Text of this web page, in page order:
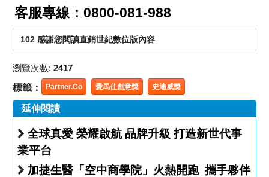
客服專線：0800-081-988
102 感謝您閱讀直銷世紀數位版內容
瀏覽次數: 2417
標籤： Partner.Co 愛馬仕創意獎 史迪威獎
延伸閱讀
全球真愛 榮耀啟航 品牌升級 打造新世代事
業平台
加捷生醫「空中商學院」火熱開跑 攜手夥伴